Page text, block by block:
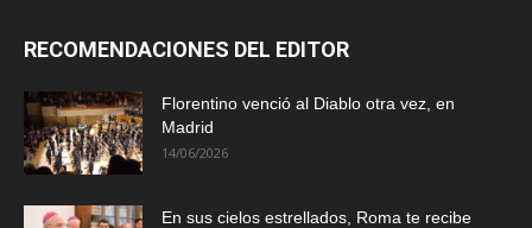
RECOMENDACIONES DEL EDITOR
Florentino venció al Diablo otra vez, en
Madrid
14/06/2026
En sus cielos estrellados, Roma te recibe